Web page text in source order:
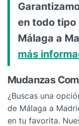
en todo tipo
Málaga a
más
Mudanzas
¿Buscas una
de Málaga a
en tu favorita.